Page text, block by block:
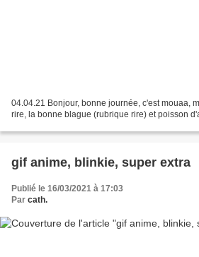
04.04.21 Bonjour, bonne journée, c'est mouaa,
rire, la bonne blague (rubrique rire) et poisson
gif anime, blinkie, super extra
Publié le 16/03/2021 à 17:03
Par cath.